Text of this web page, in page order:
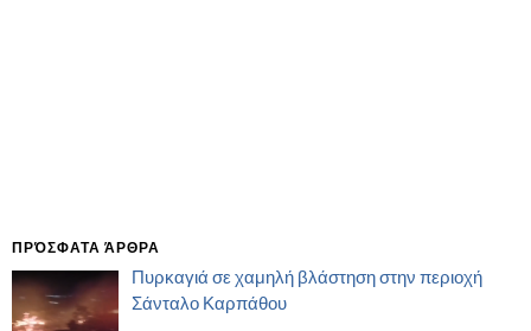
ΠΡΌΣΦΑΤΑ ΆΡΘΡΑ
Πυρκαγιά σε χαμηλή βλάστηση στην περιοχή
Σάνταλο Καρπάθου